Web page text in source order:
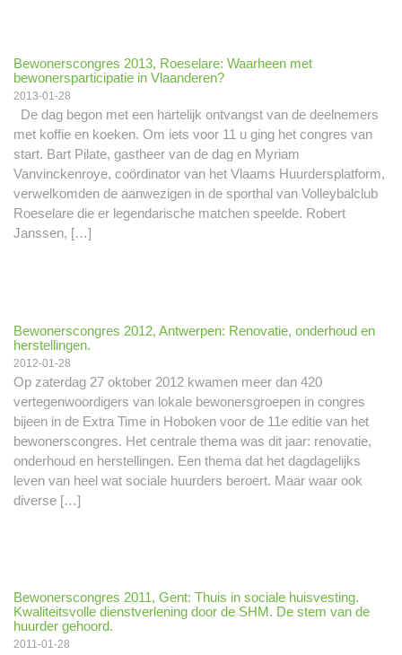
Bewonerscongres 2013, Roeselare: Waarheen met
bewonersparticipatie in Vlaanderen?
2013-01-28
De dag begon met een hartelijk ontvangst van de deelnemers
met koffie en koeken. Om iets voor 11 u ging het congres van
start. Bart Pilate, gastheer van de dag en Myriam
Vanvinckenroye, coördinator van het Vlaams Huurdersplatform,
verwelkomden de aanwezigen in de sporthal van Volleybalclub
Roeselare die er legendarische matchen speelde. Robert
Janssen, […]
Bewonerscongres 2012, Antwerpen: Renovatie, onderhoud en
herstellingen.
2012-01-28
Op zaterdag 27 oktober 2012 kwamen meer dan 420
vertegenwoordigers van lokale bewonersgroepen in congres
bijeen in de Extra Time in Hoboken voor de 11e editie van het
bewonerscongres. Het centrale thema was dit jaar: renovatie,
onderhoud en herstellingen. Een thema dat het dagdagelijks
leven van heel wat sociale huurders beroert. Maar waar ook
diverse […]
Bewonerscongres 2011, Gent: Thuis in sociale huisvesting.
Kwaliteitsvolle dienstverlening door de SHM. De stem van de
huurder gehoord.
2011-01-28